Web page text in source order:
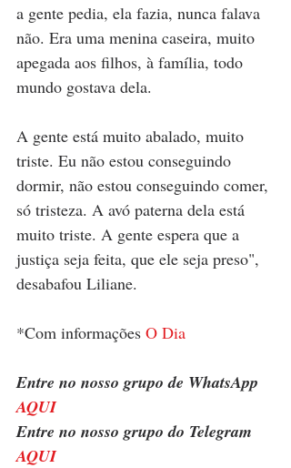
a gente pedia, ela fazia, nunca falava
não. Era uma menina caseira, muito
apegada aos filhos, à família, todo
mundo gostava dela.
A gente está muito abalado, muito
triste. Eu não estou conseguindo
dormir, não estou conseguindo comer,
só tristeza. A avó paterna dela está
muito triste. A gente espera que a
justiça seja feita, que ele seja preso",
desabafou Liliane.
*Com informações O Dia
Entre no nosso grupo de WhatsApp
AQUI
Entre no nosso grupo do Telegram
AQUI